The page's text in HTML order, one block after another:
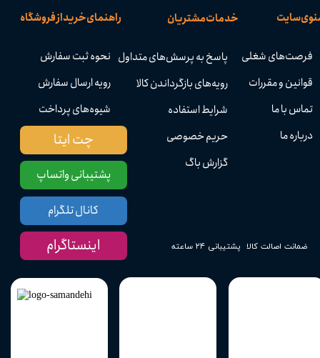
پشتیبانی ۲۴ ساعته ضمانت اصالت کالا
راهنمای خرید از فروشگاه
نحوه ثبت سفارش
رویه ارسال سفارش
شیوه‌های پرداخت
خدمات مشتریان
پاسخ به پرسش‌های متداول
رویه‌های بازگرداندن کالا
شرایط استفاده
حریم خصوصی
گزارش باگ
سایت
فرصت‌های شغلی
قوانین و مقررات
تماس با ما
درباره ما
پشتیبانی واتساپ
چت ایتا
کانال تلگرام
اینستاگرام